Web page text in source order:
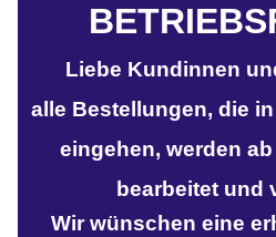
Liebe Kundinnen
alle Bestellungen, die
eingehen, werden ab
bearbeitet und
Wir wünschen eine